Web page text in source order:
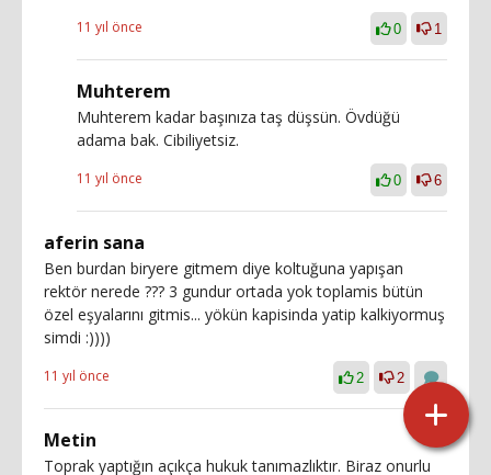
11 yıl önce 0 1
Muhterem
Muhterem kadar başınıza taş düşsün. Övdüğü
adama bak. Cibiliyetsiz.
11 yıl önce 0 6
aferin sana
Ben burdan biryere gitmem diye koltuğuna yapışan
rektör nerede ??? 3 gundur ortada yok toplamis bütün
özel eşyalarını gitmis... yökün kapisinda yatip kalkiyormuş
simdi :))))
11 yıl önce 2 2
Metin
Toprak yaptığın açıkça hukuk tanımazlıktır. Biraz onurlu